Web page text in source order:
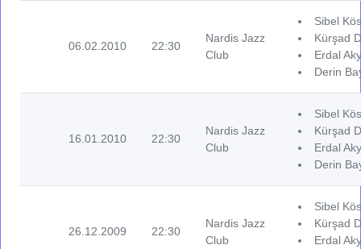
06.02.2010 22:30
Nardis Jazz
Club
Sibel
Kürşad
Erdal
Derin
16.01.2010 22:30
Nardis Jazz
Club
Sibel
Kürşad
Erdal
Derin
26.12.2009 22:30
Nardis Jazz
Club
Sibel
Kürşad
Erdal